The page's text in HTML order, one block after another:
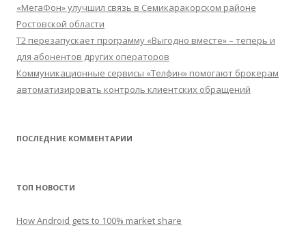
«МегаФон» улучшил связь в Семикаракорском районе
Ростовской области
Т2 перезапускает программу «Выгодно вместе» – теперь и
для абонентов других операторов
Коммуникационные сервисы «Телфин» помогают брокерам
автоматизировать контроль клиентских обращений
ПОСЛЕДНИЕ КОММЕНТАРИИ
ТОП НОВОСТИ
How Android gets to 100% market share